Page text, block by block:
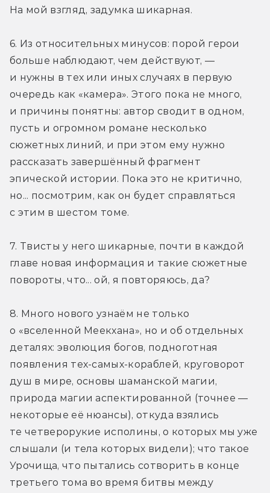
На мой взгляд, задумка шикарная.
6. Из относительных минусов: порой герои
больше наблюдают, чем действуют, —
и нужны в тех или иных случаях в первую
очередь как «камера». Этого пока не много,
и причины понятны: автор сводит в одном,
пусть и огромном романе несколько
сюжетных линий, и при этом ему нужно
рассказать завершённый фрагмент
эпической истории. Пока это не критично,
но... посмотрим, как он будет справляться
с этим в шестом томе.
7. Твисты у него шикарные, почти в каждой
главе новая информация и такие сюжетные
повороты, что... ой, я повторяюсь, да?
8. Много нового узнаём не только
о «вселенной Меекхана», но и об отдельных
деталях: эволюция богов, подноготная
появления тех-самых-кораблей, круговорот
душ в мире, основы шаманской магии,
природа магии аспектированной (точнее —
некоторые её нюансы), откуда взялись
те четверорукие исполины, о которых мы уже
слышали (и тела которых видели); что такое
Урочища, что пытались сотворить в конце
третьего тома во время битвы между